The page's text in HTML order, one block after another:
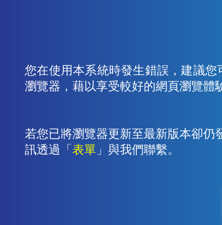
您在使用本系統時發生錯誤，建議
瀏覽器，藉以享受較好的網頁瀏覽體
若您已將瀏覽器更新至最新版本卻
訊透過「 表單 」與我們聯繫。